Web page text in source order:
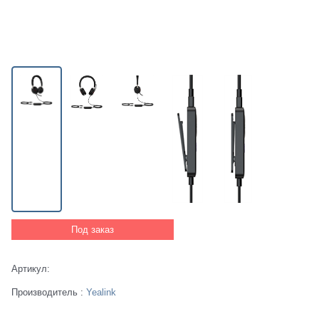
Под заказ
Артикул:
Производитель : Yealink